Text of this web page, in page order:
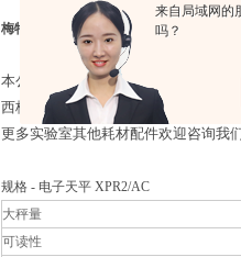
来自局域网的
吗？
梅特勒METTLER电子天平XPR2/AC代理
本公司同时代理以下品牌实验室仪器
西格玛、肖特、奥立龙、美国GE、美
更多实验室其他耗材配件欢迎咨询我们
规格 - 电子天平 XPR2/AC
大秤量
可读性